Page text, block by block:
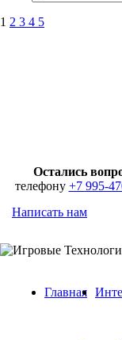
1 2 3 4 5
Остались
телефону +7 995-
Написать нам
Главная